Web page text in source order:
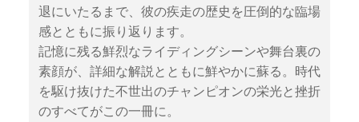
退にいたるまで、彼の疾走の歴史を圧倒的な臨場
感とともに振り返ります。
記憶に残る鮮烈なライディングシーンや舞台裏の
素顔が、詳細な解説とともに鮮やかに蘇る。時代
を駆け抜けた不世出のチャンピオンの栄光と挫折
のすべてがこの一冊に。